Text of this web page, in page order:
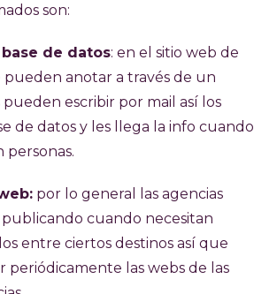
son:
de datos: en el sitio web de
pueden anotar a través de un
escribir por mail así los
de datos y les llega la info cuando
personas.
por lo general las agencias
cuando necesitan
entre ciertos destinos así que
periódicamente las webs de las